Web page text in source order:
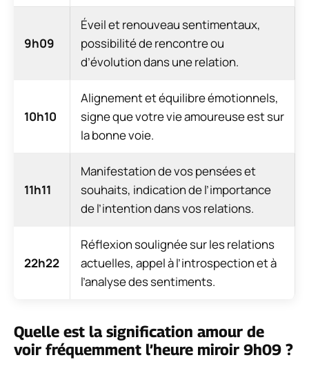
9h09
Éveil et renouveau sentimentaux,
possibilité de rencontre ou
d’évolution dans une relation.
10h10
Alignement et équilibre émotionnels,
signe que votre vie amoureuse est sur
la bonne voie.
11h11
Manifestation de vos pensées et
souhaits, indication de l’importance
de l’intention dans vos relations.
22h22
Réflexion soulignée sur les relations
actuelles, appel à l’introspection et à
l’analyse des sentiments.
Quelle est la signification amour de
voir fréquemment l’heure miroir 9h09 ?